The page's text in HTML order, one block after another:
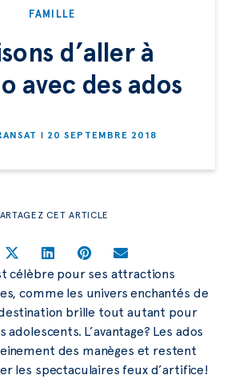
FAMILLE
d’aller à
avec des ados
20 SEPTEMBRE 2018
CET ARTICLE
célèbre pour ses attractions
comme les univers enchantés de
brille tout autant pour
adolescents. L’avantage? Les ados
des manèges et restent
les spectaculaires feux d’artifice!